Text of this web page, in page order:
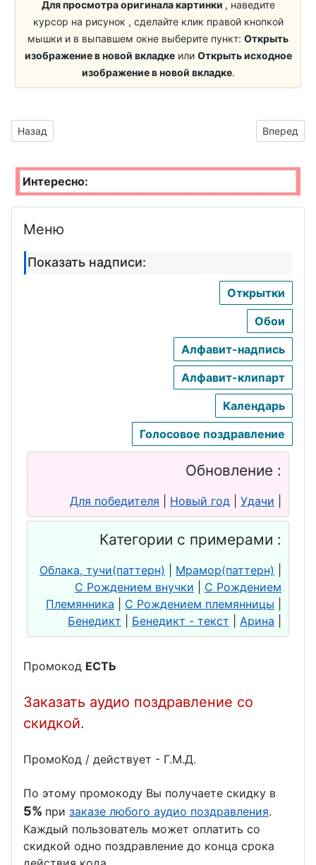
День фрилансера
День
пульмонолога
День фармацевта
травматолога
День кадровика
предпринимателя
День архитектора
День трудоголика
День шоколада
светооператора
День фотографа
День этнографа
День юрслужбы
День бокса
флористики
День речной
полиции
День следователя
День крановщика
День эколога
День русского
День кинолога
мореплавателя
День корабела
День пива,
пивовара
День
изобретателя
День мелиоратора
День
День мебельщика
День инкассатора
День спелеолога
День альпиниста
День археолога
бодибилдинга
физкультурника
День
дальнобойщика
Для просмотра оригинала картинки , наведите
курсор на рисунок , сделайте клик правой кнопкой
мышки и в выпавшем окне выберите пункт: Открыть
изображение в новой вкладкеили Открыть исходное
изображение в новой вкладке.
Предыдущий материал: Надписи декоративным шрифтом
Назад Вперед
Интересно:
Меню
Показать надписи:
Открытки
Обои
Алфавит-надпись
Алфавит-клипарт
Календарь
Голосовое поздравление
Обновление :
Для победителя Новый год Удачи
Категории с примерами :
Облака, тучи(паттерн) Мрамор(паттерн)
С Рождением внучки
С Рождением
Племянника
С Рождением племянницы
Бенедикт
Бенедикт - текст Арина
Промокод ЕСТЬ
Заказать аудио поздравление со
скидкой.
ПромоКод / действует - Г.М.Д.
По этому промокоду Вы получаете скидку в
5% при заказе любого аудио поздравления.
Каждый пользователь может оплатить со
скидкой одно поздравление до конца срока